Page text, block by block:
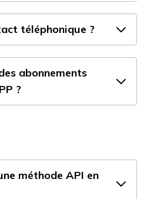
téléphonique ?
abonnements
?
méthode API en